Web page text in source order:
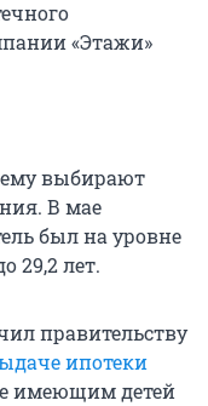
«Этажи»
выбирают
В мае
был на уровне
29,2 лет.
правительству
ипотеки
имеющим детей